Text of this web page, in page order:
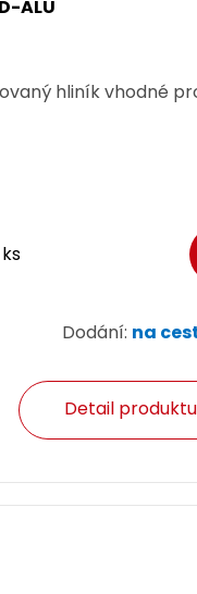
ALU
hliník vhodné
ks
Dodání: na
Detail produktu